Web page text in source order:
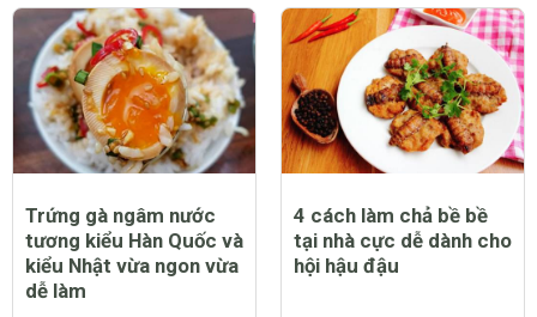
Trứng gà ngâm nước
tương kiểu Hàn Quốc và
kiểu Nhật vừa ngon vừa
dễ làm
4 cách làm chả bề bề
tại nhà cực dễ dành cho
hội hậu đậu